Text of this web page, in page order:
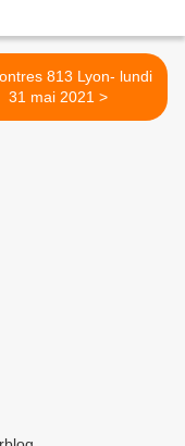
813 Lyon- lundi
31 mai 2021 >